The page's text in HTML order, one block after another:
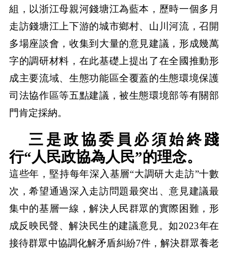
組，以浙江母親河錢塘江為藍本，歷時一個多月
走訪錢塘江上下游的城市鄉村、山川河流，召開
多場座談會，收集到大量的意見建議，形成幾萬
字的調研材料，在此基礎上提出了在全國推動形
成主要流域、生態功能區全覆蓋的生態環境保護
司法協作區等五點建議，被生態環境部等有關部
門肯定採納。
三是政協委員必須始終踐
行“人民政協為人民”的理念。
這些年，堅持每年深入基層“大調研大走訪”十數
次，希望通過深入走訪問題最突出、意見建議最
集中的基層一線，解決人民群眾的實際困難，形
成反映民聲、解決民生的建議意見。如2023年在
接待群眾中協調化解矛盾糾紛7件，解決群眾養老